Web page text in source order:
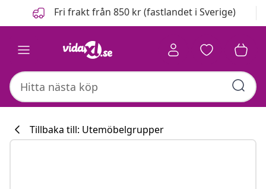
FöregåendeFri frakt från 850 kr (fastlandet i Sverige)
Tillbaka till: Utemöbelgrupper